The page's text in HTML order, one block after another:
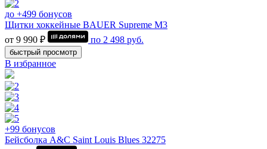
до +499 бонусов
Щитки хоккейные BAUER Supreme M3
от 9 990 ₽
по 2 498 руб.
быстрый просмотр
В избранное
+99 бонусов
Бейсболка A&C Saint Louis Blues 32275